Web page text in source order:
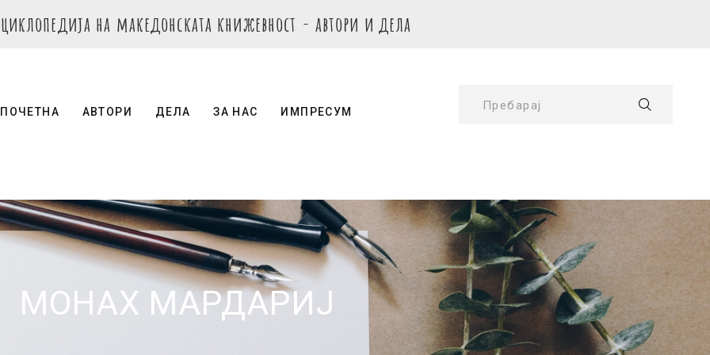
на македонската книжевност - автори и дела
ПОЧЕТНА АВТОРИ ДЕЛА ЗА НАС ИМПРЕСУМ Пребарај
МОНАХ МАРДАРИЈ